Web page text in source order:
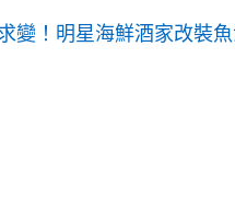
變！明星海鮮酒家改裝